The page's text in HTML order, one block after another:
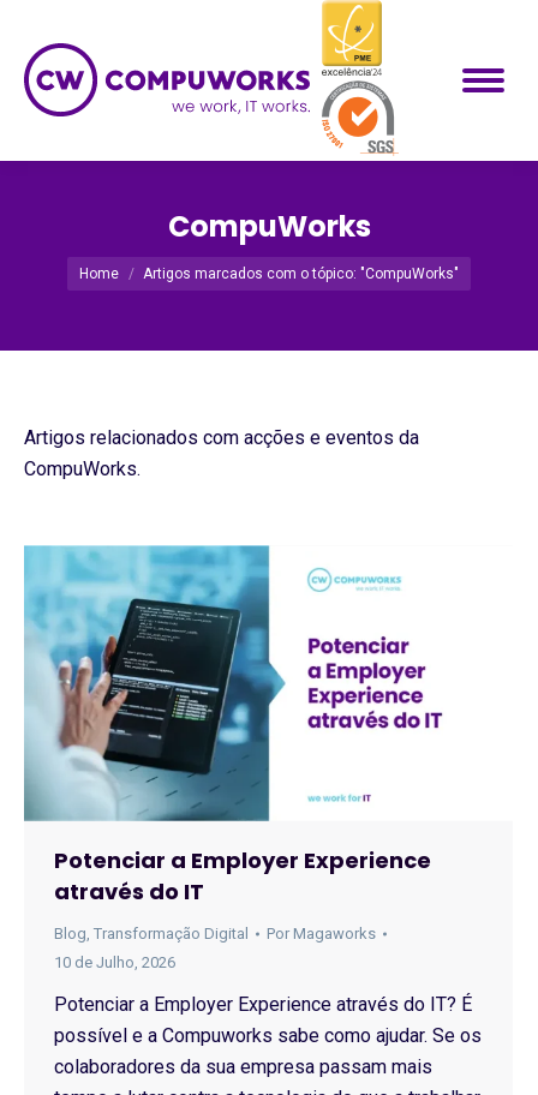
CompuWorks
Você está aqui:
Home Artigos marcados com o tópico: "CompuWorks"
Artigos relacionados com acções e eventos da
CompuWorks.
Potenciar a Employer Experience
através do IT
Blog Transformação Digital Por Magaworks
10 de Julho, 2026
Potenciar a Employer Experience através do IT? É
possível e a Compuworks sabe como ajudar. Se os
colaboradores da sua empresa passam mais